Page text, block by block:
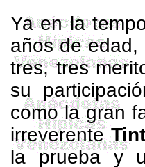
Ya en la
años de edad,
tres, tres
su
como la gran
irreverente
la prueba y